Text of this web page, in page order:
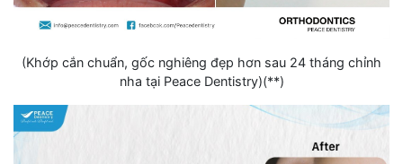
(Khớp cắn chuẩn, gốc nghiêng đẹp hơn sau 24 tháng chỉnh
nha tại Peace Dentistry)(**)